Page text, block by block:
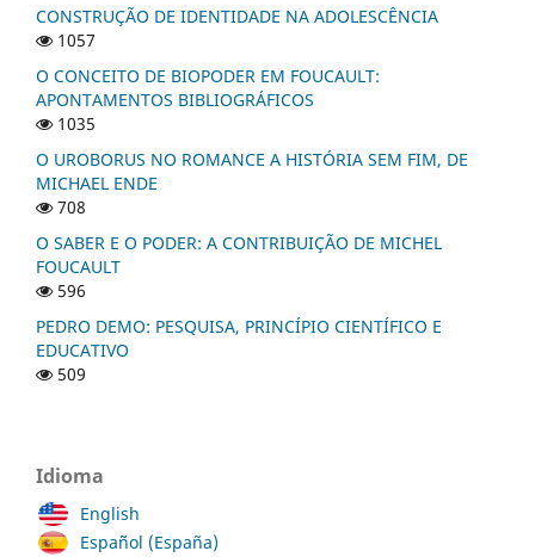
CONSTRUÇÃO DE IDENTIDADE NA ADOLESCÊNCIA
1057
O CONCEITO DE BIOPODER EM FOUCAULT:
APONTAMENTOS BIBLIOGRÁFICOS
1035
O UROBORUS NO ROMANCE A HISTÓRIA SEM FIM, DE
MICHAEL ENDE
708
O SABER E O PODER: A CONTRIBUIÇÃO DE MICHEL
FOUCAULT
596
PEDRO DEMO: PESQUISA, PRINCÍPIO CIENTÍFICO E
EDUCATIVO
509
Idioma
English
Español (España)